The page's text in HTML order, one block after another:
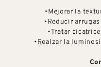
•Mejorar la
•Reducir
•Tratar
•Realzar la